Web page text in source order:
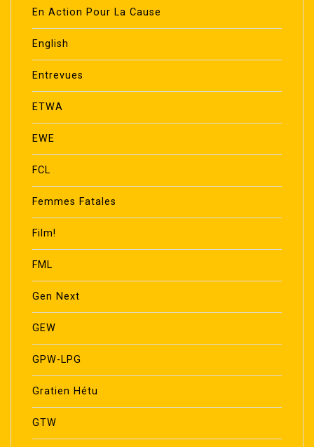
En Action Pour La Cause
English
Entrevues
ETWA
EWE
FCL
Femmes Fatales
Film!
FML
Gen Next
GEW
GPW-LPG
Gratien Hétu
GTW